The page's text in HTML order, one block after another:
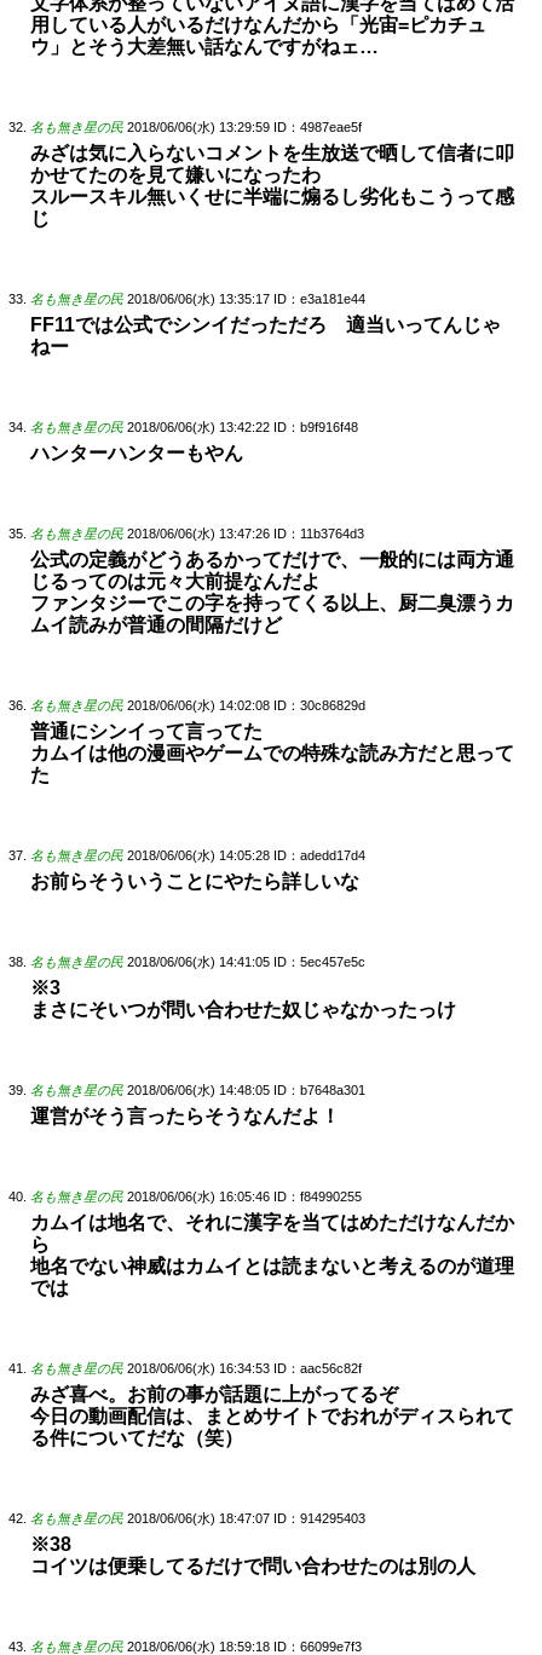
用している人がいるだけなんだから「光宙=ピカチュ
ウ」とそう大差無い話なんですがねェ…
名も無き星の民 2018/06/06(水) 13:29:59 ID：4987eae5f
みざは気に入らないコメントを生放送で晒して信者に叩
かせてたのを見て嫌いになったわ
スルースキル無いくせに半端に煽るし劣化もこうって感
じ
名も無き星の民 2018/06/06(水) 13:35:17 ID：e3a181e44
FF11では公式でシンイだっただろ 適当いってんじゃ
ねー
名も無き星の民 2018/06/06(水) 13:42:22 ID：b9f916f48
ハンターハンターもやん
名も無き星の民 2018/06/06(水) 13:47:26 ID：11b3764d3
公式の定義がどうあるかってだけで、一般的には両方通
じるってのは元々大前提なんだよ
ファンタジーでこの字を持ってくる以上、厨二臭漂うカ
ムイ読みが普通の間隔だけど
名も無き星の民 2018/06/06(水) 14:02:08 ID：30c86829d
普通にシンイって言ってた
カムイは他の漫画やゲームでの特殊な読み方だと思って
た
名も無き星の民 2018/06/06(水) 14:05:28 ID：adedd17d4
お前らそういうことにやたら詳しいな
名も無き星の民 2018/06/06(水) 14:41:05 ID：5ec457e5c
※3
まさにそいつが問い合わせた奴じゃなかったっけ
名も無き星の民 2018/06/06(水) 14:48:05 ID：b7648a301
運営がそう言ったらそうなんだよ！
名も無き星の民 2018/06/06(水) 16:05:46 ID：f84990255
カムイは地名で、それに漢字を当てはめただけなんだか
ら
地名でない神威はカムイとは読まないと考えるのが道理
では
名も無き星の民 2018/06/06(水) 16:34:53 ID：aac56c82f
みざ喜べ。お前の事が話題に上がってるぞ
今日の動画配信は、まとめサイトでおれがディスられて
る件についてだな（笑）
名も無き星の民 2018/06/06(水) 18:47:07 ID：914295403
※38
コイツは便乗してるだけで問い合わせたのは別の人
名も無き星の民 2018/06/06(水) 18:59:18 ID：66099e7f3